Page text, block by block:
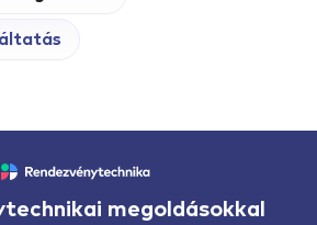
megoldásokkal